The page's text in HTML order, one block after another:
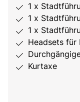
1 x
1 x
1 x
Headsets für
Kurtaxe